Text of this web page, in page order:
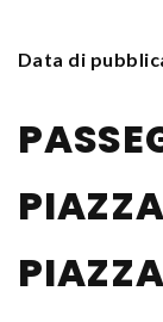
Data di